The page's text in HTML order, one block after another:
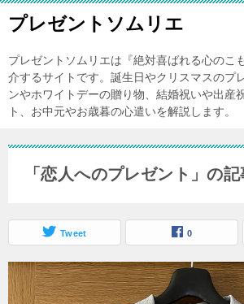
プレゼントソムリエ
プレゼントソムリエは『絶対喜ばれる心のこ
介するサイトです。誕生日やクリスマスのプ
ンやホワイトデーの贈り物、結婚祝いや出産
ト、お中元やお歳暮の心遣いを解説します。
「恋人へのプレゼント」の
Tweet 0